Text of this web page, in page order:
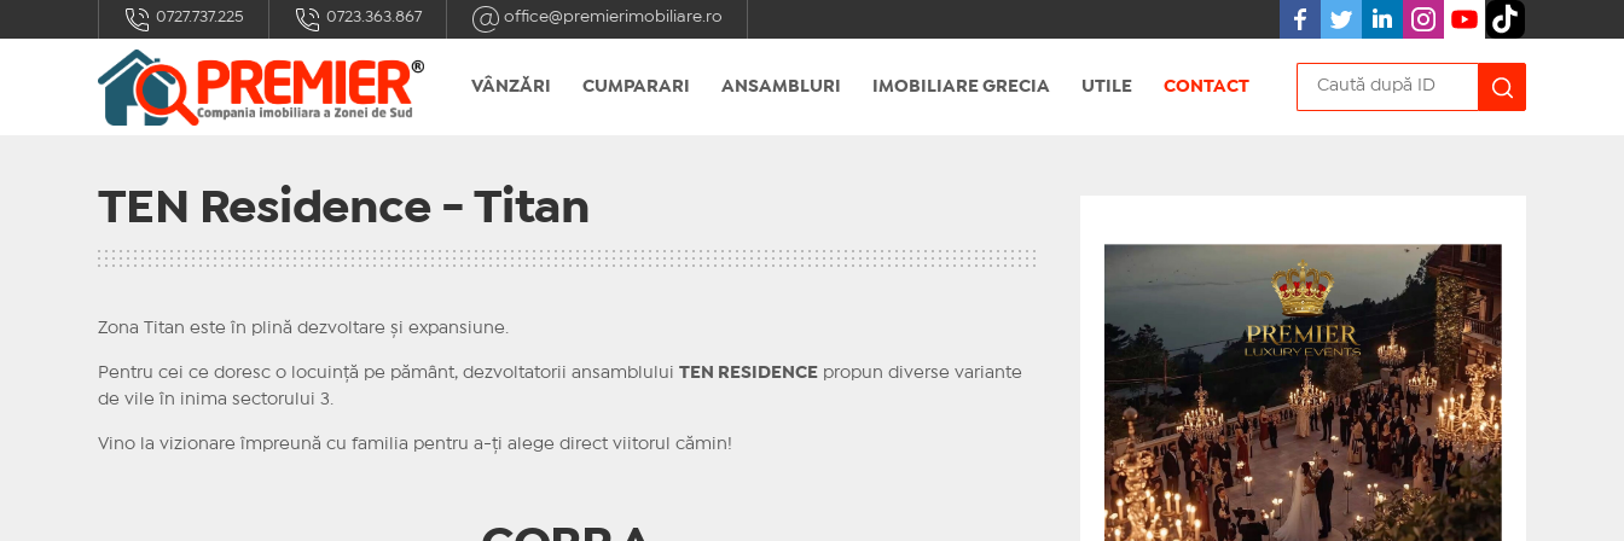
0727.737.225 0723.363.867 office@premierimobiliare.ro
VÂNZĂRI CUMPARARI ANSAMBLURI IMOBILIARE GRECIA UTILE CONTACT
TEN Residence - Titan
Zona Titan este în plină dezvoltare și expansiune.
Pentru cei ce doresc o locuință pe pământ, dezvoltatorii ansamblului TEN RESIDENCEpropun diverse variante
de vile în inima sectorului 3.
Vino la vizionare împreună cu familia pentru a-ți alege direct viitorul cămin!